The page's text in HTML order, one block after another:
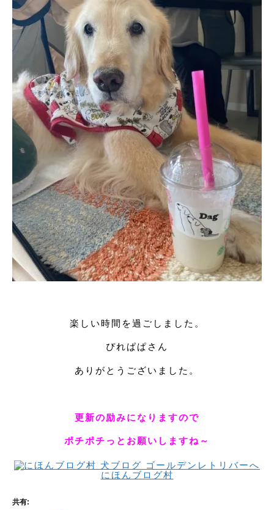
楽しい時間を過ごしました。
ぴれぱぱさん
ありがとうございました。
更新の励みになりますので
ポチポチっとお願いしますね～
にほんブログ村
共有: